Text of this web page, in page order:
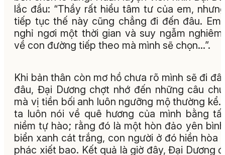
lắc đầu: “Thầy rất hiểu tâm tư của em,
tiếp tục thế này cũng chẳng đi đến đâu. Em
nghỉ ngơi một thời gian và suy ngẫm
về con đường tiếp theo mà mình sẽ chọn...”.
Khi bản thân còn mơ hồ chưa rõ mình sẽ đi
đâu, Đại Dương chợt nhớ đến những câu
mà vị tiền bối anh luôn ngưỡng mộ thường kể.
ta luôn nói về quê hương của mình bằng
niềm tự hào; rằng đó là một hòn đảo yên
biển xanh cát trắng, con người ở đó hiền hòa
phác xiết bao. Kết quả là giờ đây, Đại Dương